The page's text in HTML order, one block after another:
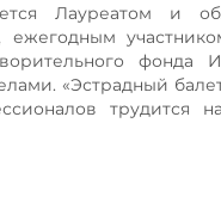
Лауреатом и
фонда
«Эстрадный
трудится